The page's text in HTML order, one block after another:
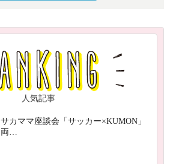
人気記事
サカママ座談会「サッカー×KUMON」
両…